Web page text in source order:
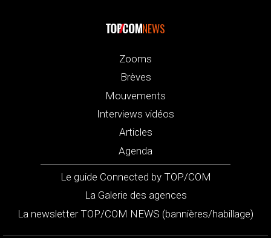
NEWS
Zooms
Brèves
Mouvements
Interviews vidéos
Articles
Agenda
Le guide Connected by TOP/COM
La Galerie des agences
La newsletter TOP/COM NEWS (bannières/habillage)